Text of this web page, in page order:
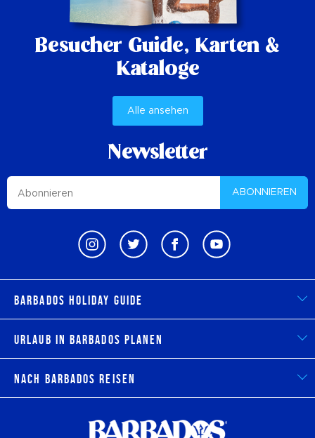
Besucher Guide, Karten &
Kataloge
Alle ansehen
Newsletter
ABONNIEREN
Barbados Holiday Guide
Urlaub in Barbados planen
Nach Barbados reisen